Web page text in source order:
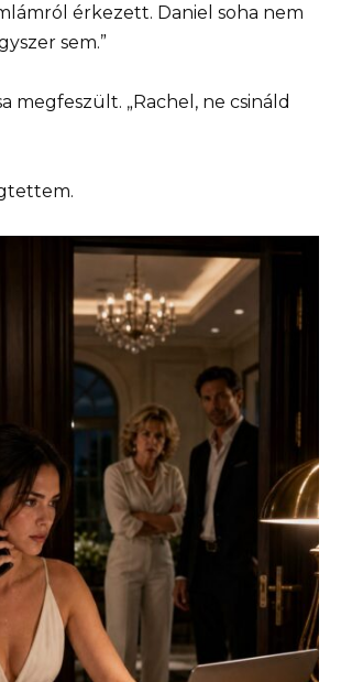
érkezett. Daniel soha nem
sem.”
megfeszült. „Rachel, ne csináld